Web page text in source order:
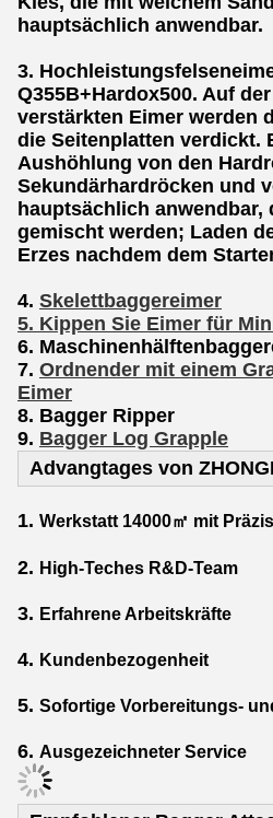
hauptsächlich anwendbar.
3.
Q355B+Hardox500. Auf
verstärkten Eimer werden
die Seitenplatten verdickt.
Aushöhlung von den
Sekundärhardröcken und
hauptsächlich anwendbar,
gemischt werden; Laden
Erzes nachdem dem
4. Skelettbaggereimer
5. Kippen Sie Eimer für
6.
7. Ordnender mit einem
Eimer
8. Bagger Ripper
9. Bagger Log Grapple
Advangtages von
1. Werkstatt 14000㎡ mit
2. High-Teches R&D-Team
3. Erfahrene Arbeitskräfte
4. Kundenbezogenheit
5. Sofortige Vorbereitungs-
6. Ausgezeichneter Service